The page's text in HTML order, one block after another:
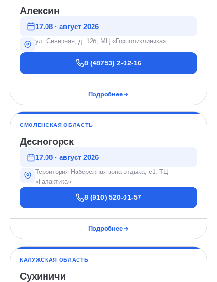
Алексин
17.08 · август 2026
ул. Северная, д. 12б, МЦ «Горполиклиника»
8 (48753) 2-02-16
Подробнее
СМОЛЕНСКАЯ ОБЛАСТЬ
Десногорск
17.08 · август 2026
Территория Набережная зона отдыха, с1, ТЦ
«Галактика»
8 (910) 520-01-57
Подробнее
КАЛУЖСКАЯ ОБЛАСТЬ
Сухиничи